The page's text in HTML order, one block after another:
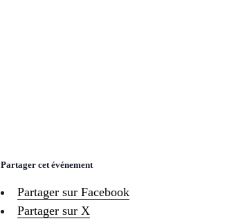
Partager cet événement
Partager sur Facebook
Partager sur X